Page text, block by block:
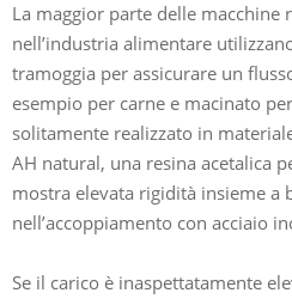
La maggior parte delle
nell’industria alimentare
tramoggia per assicurare un
esempio per carne e macinato
solitamente realizzato in
AH natural, una resina acetalica
mostra elevata rigidità insieme a
nell’accoppiamento con acciaio
Se il carico è inaspettatamente